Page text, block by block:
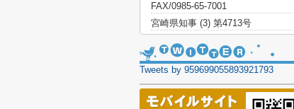
FAX/0985-65-7001
宮崎県知事 (3) 第4713号
Tweets by 959699055893921793